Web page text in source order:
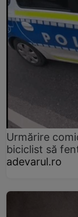
Urmărire
biciclist să
adevarul.ro